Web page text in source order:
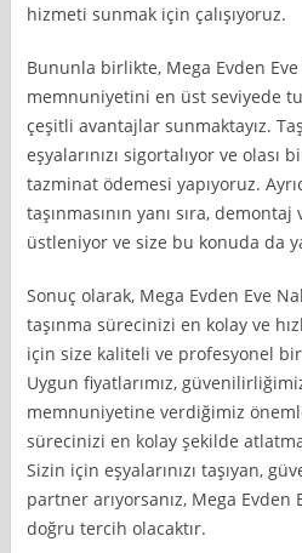
hizmeti sunmak için çalışıyoruz.
Bununla birlikte, Mega Evden
memnuniyetini en üst seviyede
çeşitli avantajlar sunmaktayız.
eşyalarınızı sigortalıyor ve
tazminat ödemesi yapıyoruz.
taşınmasının yanı sıra,
üstleniyor ve size bu konuda da
Sonuç olarak, Mega Evden Eve
taşınma sürecinizi en kolay ve
için size kaliteli ve profesyonel
Uygun fiyatlarımız,
memnuniyetine verdiğimiz
sürecinizi en kolay şekilde
Sizin için eşyalarınızı taşıyan,
partner arıyorsanız, Mega
doğru tercih olacaktır.